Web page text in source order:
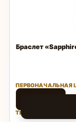
Браслет
ПЕРВОНАЧАЛЬНАЯ
ТЕКУЩАЯ ЦЕНА: